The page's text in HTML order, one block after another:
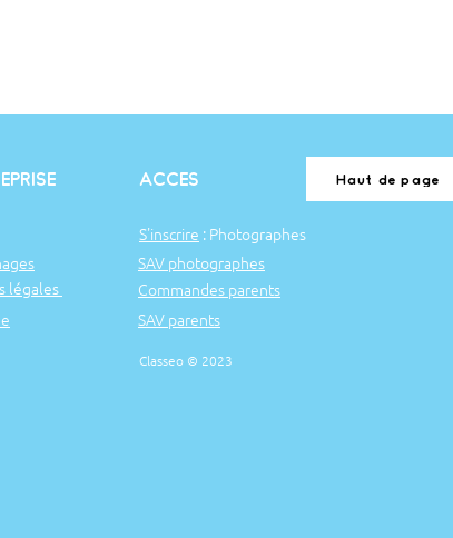
Haut de page
ACCES
légales
S'inscrire : Photographes
SAV photographes
Commandes parents
SAV parents
Classeo © 2023